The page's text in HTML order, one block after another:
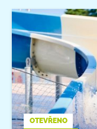
OTEVŘENO